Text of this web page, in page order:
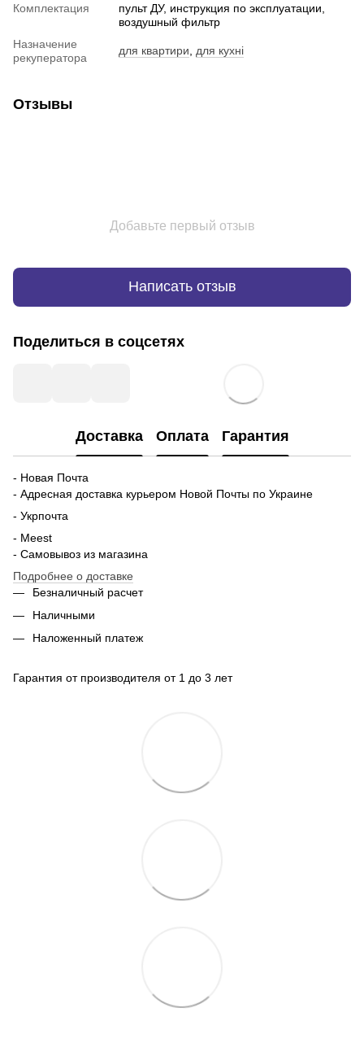
Комплектация
пульт ДУ, инструкция по эксплуатации,
воздушный фильтр
Назначение
рекуператора
для квартири для кухні
Отзывы
Добавьте первый отзыв
Написать отзыв
Поделиться в соцсетях
Доставка Оплата Гарантия
- Новая Почта
- Адресная доставка курьером Новой Почты по Украине
- Укрпочта
- Meest
- Самовывоз из магазина
Подробнее о доставке
Безналичный расчет
Наличными
Наложенный платеж
Гарантия от производителя от 1 до 3 лет